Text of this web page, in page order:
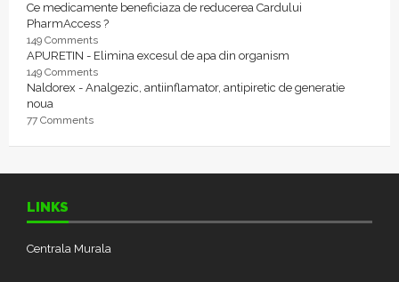
Ce medicamente beneficiaza de reducerea Cardului
PharmAccess ?
149 Comments
APURETIN - Elimina excesul de apa din organism
149 Comments
Naldorex - Analgezic, antiinflamator, antipiretic de generatie
noua
77 Comments
LINKS
Centrala Murala